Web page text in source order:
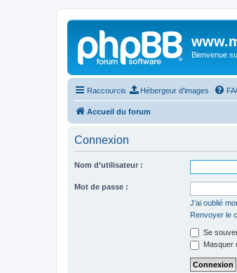
Bienvenue
Raccourcis Hébergeur d'images
Accueil du forum
Connexion
Nom d’utilisateur :
Mot de passe :
J’ai oublié
Renvoyer le
Se
Masquer